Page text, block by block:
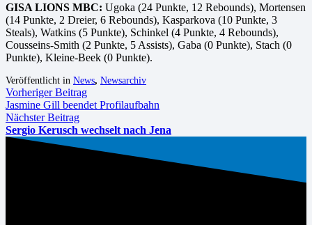
GISA LIONS MBC: Ugoka (24 Punkte, 12 Rebounds), Mortensen
(14 Punkte, 2 Dreier, 6 Rebounds), Kasparkova (10 Punkte, 3
Steals), Watkins (5 Punkte), Schinkel (4 Punkte, 4 Rebounds),
Cousseins-Smith (2 Punkte, 5 Assists), Gaba (0 Punkte), Stach (0
Punkte), Kleine-Beek (0 Punkte).
Veröffentlicht in News, Newsarchiv
Vorheriger Beitrag
Jasmine Gill beendet Profilaufbahn
Nächster Beitrag
Sergio Kerusch wechselt nach Jena